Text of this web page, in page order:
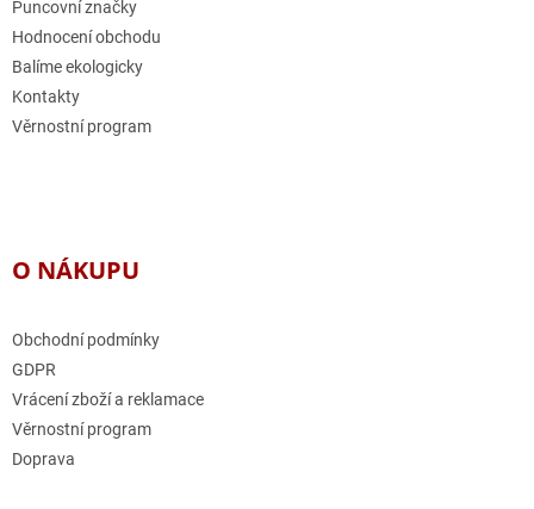
Puncovní značky
Hodnocení obchodu
Balíme ekologicky
Kontakty
Věrnostní program
O NÁKUPU
Obchodní podmínky
GDPR
Vrácení zboží a reklamace
Věrnostní program
Doprava